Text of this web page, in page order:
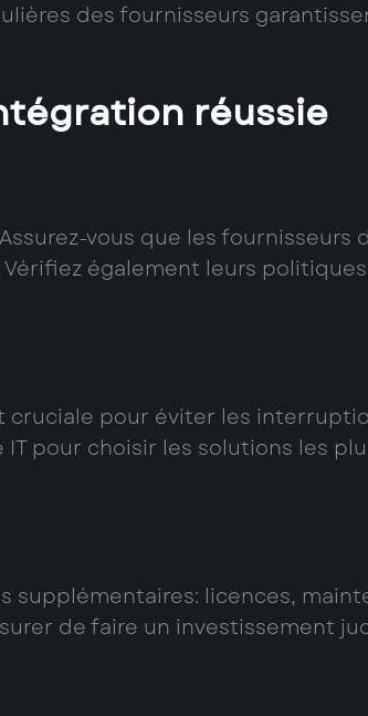
des fournisseurs
réussie
vous que les
également leurs
pour éviter les
pour choisir les solutions les
licences,
de faire un investissement